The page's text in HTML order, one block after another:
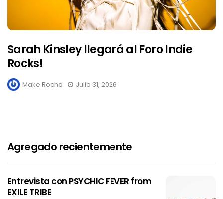
Sarah Kinsley llegará al Foro Indie
Rocks!
Make Rocha Julio 31, 2026
Agregado recientemente
Entrevista con PSYCHIC FEVER from
EXILE TRIBE